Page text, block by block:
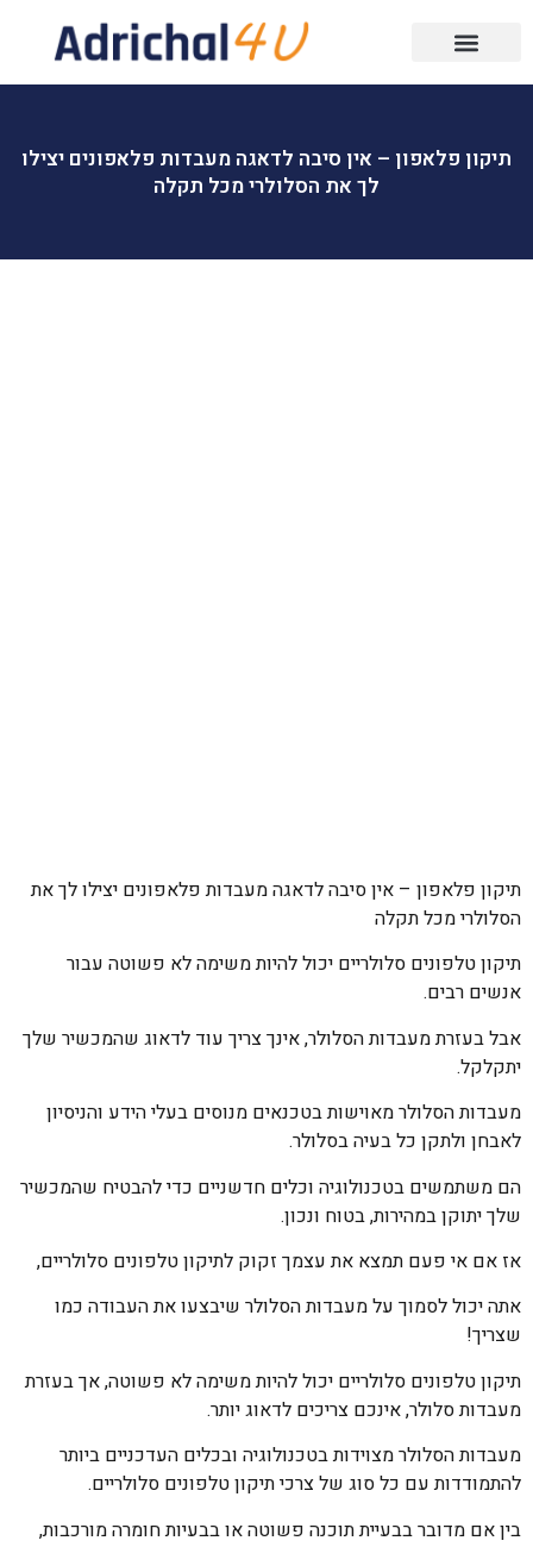
תיקון פלאפון – אין סיבה לדאגה מעבדות פלאפונים יצילו
לך את הסלולרי מכל תקלה
תיקון פלאפון – אין סיבה לדאגה מעבדות פלאפונים יצילו לך את
הסלולרי מכל תקלה
תיקון טלפונים סלולריים יכול להיות משימה לא פשוטה עבור
אנשים רבים.
אבל בעזרת מעבדות הסלולר, אינך צריך עוד לדאוג שהמכשיר שלך
יתקלקל.
מעבדות הסלולר מאוישות בטכנאים מנוסים בעלי הידע והניסיון
לאבחן ולתקן כל בעיה בסלולר.
הם משתמשים בטכנולוגיה וכלים חדשניים כדי להבטיח שהמכשיר
שלך יתוקן במהירות, בטוח ונכון.
אז אם אי פעם תמצא את עצמך זקוק לתיקון טלפונים סלולריים,
אתה יכול לסמוך על מעבדות הסלולר שיבצעו את העבודה כמו
שצריך!
תיקון טלפונים סלולריים יכול להיות משימה לא פשוטה, אך בעזרת
מעבדות סלולר, אינכם צריכים לדאוג יותר.
מעבדות הסלולר מצוידות בטכנולוגיה ובכלים העדכניים ביותר
להתמודדות עם כל סוג של צרכי תיקון טלפונים סלולריים.
בין אם מדובר בבעיית תוכנה פשוטה או בבעיות חומרה מורכבות,